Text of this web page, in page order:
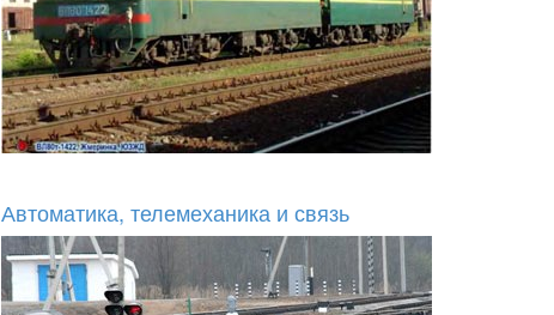
Автоматика, телемеханика и связь